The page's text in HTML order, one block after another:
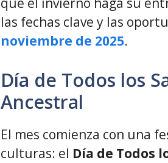
las fechas clave y las
noviembre de 2025.
Día de Todos los
Ancestral
El mes comienza con una
culturas: el Día de Todos